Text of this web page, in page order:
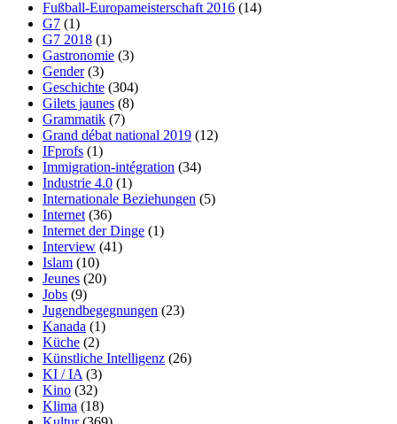
Fußball-Europameisterschaft 2016 (14)
G7 (1)
G7 2018 (1)
Gastronomie (3)
Gender(3)
Geschichte (304)
Gilets jaunes (8)
Grammatik (7)
Grand débat national 2019 (12)
IFprofs (1)
Immigration-intégration (34)
Industrie 4.0 (1)
Internationale Beziehungen (5)
Internet (36)
Internet der Dinge (1)
Interview (41)
Islam (10)
Jeunes (20)
Jobs (9)
Jugendbegegnungen (23)
Kanada (1)
Küche (2)
Künstliche Intelligenz (26)
KI / IA (3)
Kino (32)
Klima (18)